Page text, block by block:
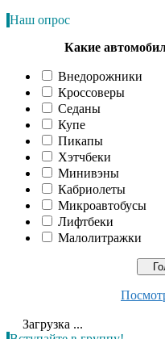
Наш опрос
Какие
Внедорожники
Кроссоверы
Седаны
Купе
Пикапы
Хэтчбеки
Минивэны
Кабриолеты
Микроавтобусы
Лифтбеки
Малолитражки
Загрузка ...